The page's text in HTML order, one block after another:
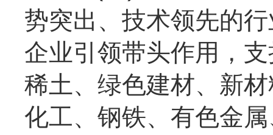
势突出、技术领先的
企业引领带头作用，
稀土、绿色建材、新
化工、钢铁、有色金